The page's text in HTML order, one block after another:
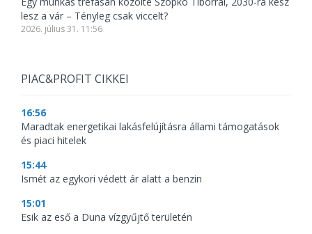
lesz a vár – Tényleg csak viccelt?
2026. július 31. 11:56
PIAC&PROFIT CIKKEI
16:56
Maradtak energetikai lakásfelújításra állami támogatások
és piaci hitelek
15:44
Ismét az egykori védett ár alatt a benzin
15:01
Esik az eső a Duna vízgyűjtő területén